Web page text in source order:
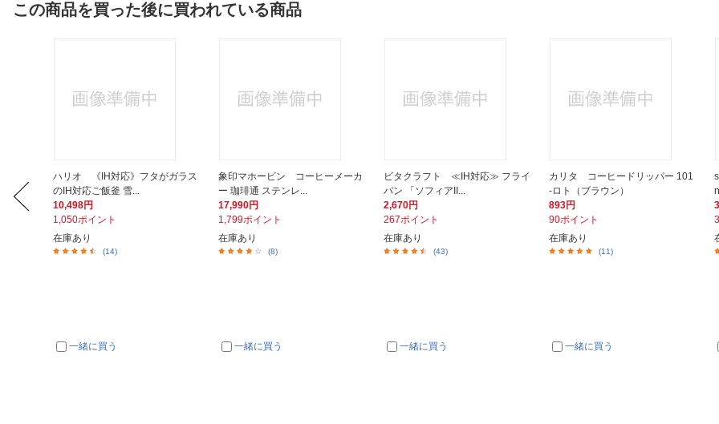
この商品を買った後に買われている商品
ハリオ 《IH対応》フタがガラス
のIH対応ご飯釜 雪...
10,498円
1,050ポイント
在庫あり
(14)
一緒に買う
象印マホービン コーヒーメーカ
ー 珈琲通 ステンレ...
17,990円
1,799ポイント
在庫あり
(8)
一緒に買う
ビタクラフト ≪IH対応≫ フライ
パン 「ソフィアII...
2,670円
267ポイント
在庫あり
(43)
一緒に買う
カリタ コーヒードリッパー 101
-ロト（ブラウン）
893円
90ポイント
在庫あり
(11)
一緒に買う